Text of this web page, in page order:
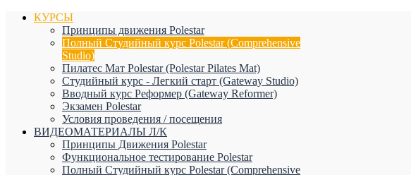
КУРСЫ
Принципы движения Polestar
Полный Студийный курс Polestar (Comprehensive
Studio)
Пилатес Мат Polestar (Polestar Pilates Mat)
Студийный курс - Легкий старт (Gateway Studio)
Вводный курс Реформер (Gateway Reformer)
Экзамен Polestar
Условия проведения / посещения
ВИДЕОМАТЕРИАЛЫ Л/К
Принципы Движения Polestar
Функциональное тестирование Polestar
Полный Студийный курс Polestar (Comprehensive